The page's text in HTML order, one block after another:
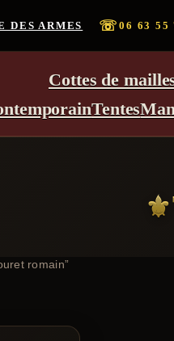
DES ARMES ☏06 63 55
Cottes de
Tentes
romain”